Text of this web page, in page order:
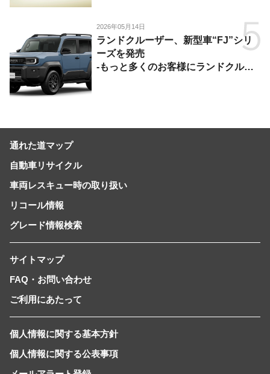
2026年05月14日
ランドクルーザー、新型車“FJ”シリ
ーズを発売
-もっと多くのお客様にランドクルー
通れた道マップ
自動車リサイクル
車両レスキュー時の取り扱い
リコール情報
グレード情報検索
サイトマップ
FAQ・お問い合わせ
ご利用にあたって
個人情報に関する基本方針
個人情報に関する公表事項